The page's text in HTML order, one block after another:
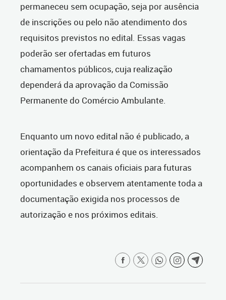
permaneceu sem ocupação, seja por ausência
de inscrições ou pelo não atendimento dos
requisitos previstos no edital. Essas vagas
poderão ser ofertadas em futuros
chamamentos públicos, cuja realização
dependerá da aprovação da Comissão
Permanente do Comércio Ambulante.
Enquanto um novo edital não é publicado, a
orientação da Prefeitura é que os interessados
acompanhem os canais oficiais para futuras
oportunidades e observem atentamente toda a
documentação exigida nos processos de
autorização e nos próximos editais.